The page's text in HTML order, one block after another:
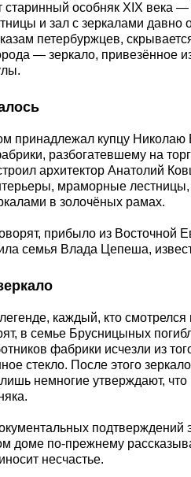
старинный особняк XIX века
и зал с зеркалами давно
петербуржцев,
— зеркало, привезённое
принадлежал купцу
разбогатевшему на
архитектор Анатолий
мраморные лестницы,
в золочёных рамах.
прибыло из Восточной
семья Влада Цепеша,
каждый, кто смотрелся
в семье Брусницыных
фабрики исчезли из
стекло. После этого
немногие утверждают, что
подтверждений
доме по-прежнему
несчастье.